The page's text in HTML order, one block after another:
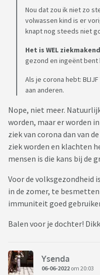
Nou dat zou ik niet zo
volwassen kind is er
knapt nog steeds niet
Het is WEL
gezond en ingeënt bent
Als je corona hebt:
aan anderen.
Nope, niet meer.
worden, maar er worden
ziek van corona dan van
ziek worden en klachten
mensen is die kans bij de
Voor de volksgezondheid
in de zomer, te
immuniteit goed
Balen voor je dochter!
Ysenda
06-06-2022 om 20:03